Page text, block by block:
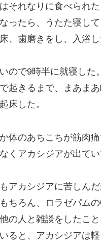
それなりに食べられ
ったら、うたた寝し
、歯磨きをし、入浴し
ので9時半に就寝した
起きるまで、まあま
床した。
体のあちこちが筋肉
くアカシジアが出てい
アカシジアに苦しん
ちろん、ロラゼパム
の人と雑談をしたこ
ると、アカシジアは